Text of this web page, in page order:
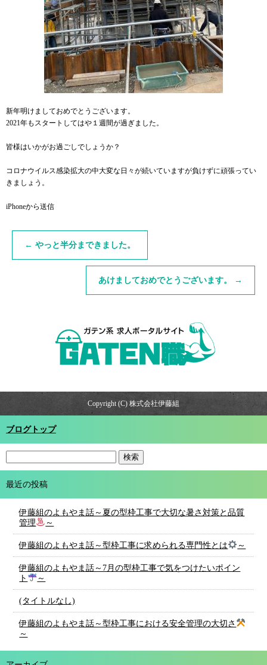
新年明けましておめでとうございます。
2021年もスタートしてはや１週間が過ぎました。
皆様はいかがお過ごしでしょうか？
コロナウイルス感染拡大の中大変な日々が続いていますが負けずに頑張ってい
きましょう。
iPhoneから送信
← やっと半分まできました。
あけましておめでとうございます。 →
Copyright (C) 株式会社伊藤組
ブログトップ
最近の投稿
伊藤組のよもやま話～夏の型枠工事で大切な暑さ対策と品質
管理
～
伊藤組のよもやま話～型枠工事に求められる専門性とは ～
伊藤組のよもやま話～7月の型枠工事で気をつけたいポイン
ト
～
(タイトルなし)
伊藤組のよもやま話～型枠工事における安全管理の大切さ
～